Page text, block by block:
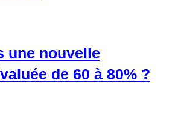
une nouvelle
de 60 à 80% ?